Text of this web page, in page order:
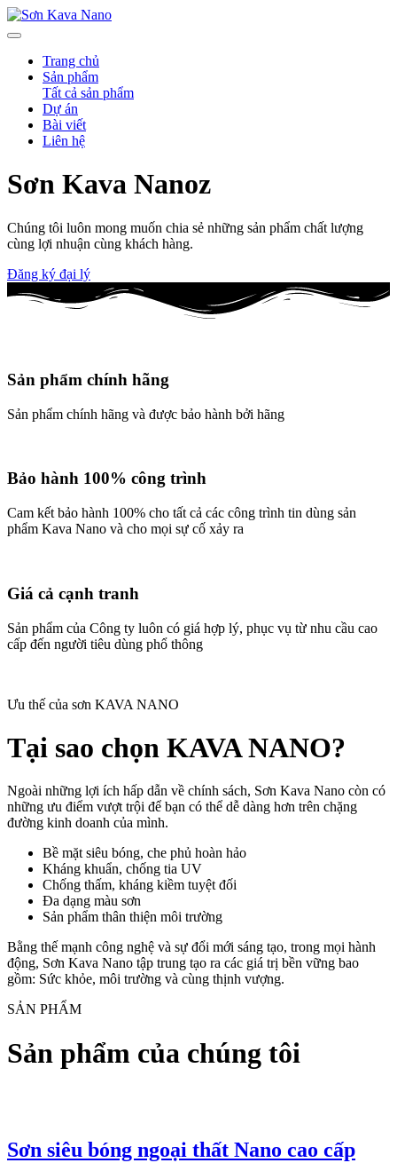
Trang chủ
Sản phẩm
Tất cả sản phẩm
Dự án
Bài viết
Liên hệ
Sơn Kava Nanoz
Chúng tôi luôn mong muốn chia sẻ những sản phẩm chất lượng
cùng lợi nhuận cùng khách hàng.
Đăng ký đại lý
Sản phẩm chính hãng
Sản phẩm chính hãng và được bảo hành bởi hãng
Bảo hành 100% công trình
Cam kết bảo hành 100% cho tất cả các công trình tin dùng sản
phẩm Kava Nano và cho mọi sự cố xảy ra
Giá cả cạnh tranh
Sản phẩm của Công ty luôn có giá hợp lý, phục vụ từ nhu cầu cao
cấp đến người tiêu dùng phổ thông
Ưu thế của sơn KAVA NANO
Tại sao chọn KAVA NANO?
Ngoài những lợi ích hấp dẫn về chính sách, Sơn Kava Nano còn có
những ưu điểm vượt trội để bạn có thể dễ dàng hơn trên chặng
đường kinh doanh của mình.
Bề mặt siêu bóng, che phủ hoàn hảo
Kháng khuẩn, chống tia UV
Chống thấm, kháng kiềm tuyệt đối
Đa dạng màu sơn
Sản phẩm thân thiện môi trường
Bằng thế mạnh công nghệ và sự đổi mới sáng tạo, trong mọi hành
động, Sơn Kava Nano tập trung tạo ra các giá trị bền vững bao
gồm: Sức khỏe, môi trường và cùng thịnh vượng.
SẢN PHẨM
Sản phẩm của chúng tôi
Sơn siêu bóng ngoại thất Nano cao cấp